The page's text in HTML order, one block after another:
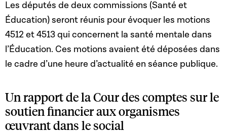
Les députés de deux commissions (Santé et
Éducation) seront réunis pour évoquer les motions
4512 et 4513 qui concernent la santé mentale dans
l’Éducation. Ces motions avaient été déposées dans
le cadre d’une heure d’actualité en séance publique.
Un rapport de la Cour des comptes sur le
soutien financier aux organismes
œuvrant dans le social